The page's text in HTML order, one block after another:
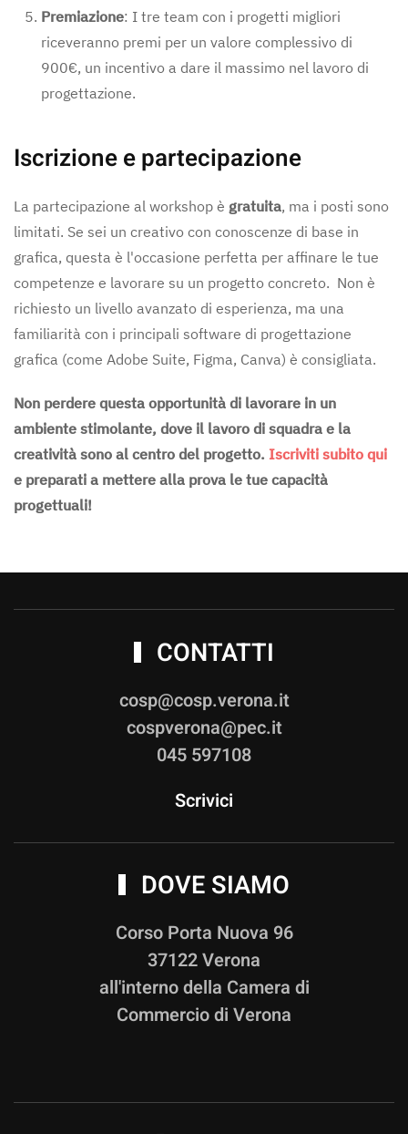
Premiazione: I tre team con i progetti migliori
riceveranno premi per un valore complessivo di
900€, un incentivo a dare il massimo nel lavoro di
progettazione.
Iscrizione e partecipazione
La partecipazione al workshop è gratuita, ma i posti sono
limitati. Se sei un creativo con conoscenze di base in
grafica, questa è l'occasione perfetta per affinare le tue
competenze e lavorare su un progetto concreto. Non è
richiesto un livello avanzato di esperienza, ma una
familiarità con i principali software di progettazione
grafica (come Adobe Suite, Figma, Canva) è consigliata.
Non perdere questa opportunità di lavorare in un
ambiente stimolante, dove il lavoro di squadra e la
creatività sono al centro del progetto. Iscriviti subito qui
e preparati a mettere alla prova le tue capacità
progettuali!
CONTATTI
cosp@cosp.verona.it
cospverona@pec.it
045 597108
Scrivici
DOVE SIAMO
Corso Porta Nuova 96
37122 Verona
all'interno della Camera di
Commercio di Verona